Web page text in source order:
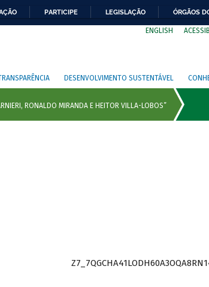
PARTICIPE LEGISLAÇÃO ÓRGÃOS
ENGLISH
DESENVOLVIMENTO SUSTENTÁVEL